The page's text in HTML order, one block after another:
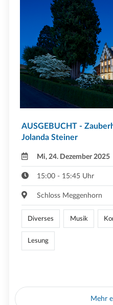
AUSGEBUCHT -
Jolanda Steiner
Mi, 24. Dezember 2025
15:00 - 15:45 Uhr
Schloss Meggenhorn
Diverses Musik
Lesung
Mehr